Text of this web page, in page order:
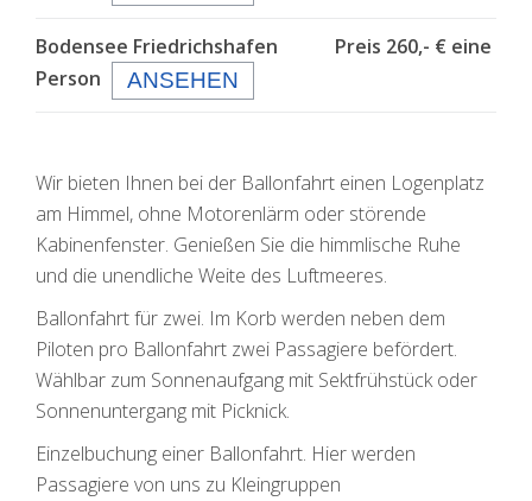
Bodensee Friedrichshafen Preis 260,- € eine
Person
ANSEHEN
Wir bieten Ihnen bei der Ballonfahrt einen Logenplatz
am Himmel, ohne Motorenlärm oder störende
Kabinenfenster. Genießen Sie die himmlische Ruhe
und die unendliche Weite des Luftmeeres.
Ballonfahrt für zwei. Im Korb werden neben dem
Piloten pro Ballonfahrt zwei Passagiere befördert.
Wählbar zum Sonnenaufgang mit Sektfrühstück oder
Sonnenuntergang mit Picknick.
Einzelbuchung einer Ballonfahrt. Hier werden
Passagiere von uns zu Kleingruppen